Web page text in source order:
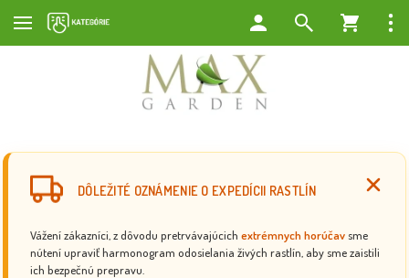
DÔLEŽITÉ OZNÁMENIE O EXPEDÍCII RASTLÍN
Vážení zákazníci, z dôvodu pretrvávajúcich extrémnych horúčav sme
nútení upraviť harmonogram odosielania živých rastlín, aby sme zaistili
ich bezpečnú prepravu.